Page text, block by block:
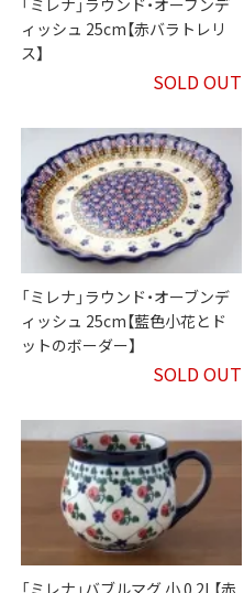
「ミレナ」ラウンド・オーブンデ
ィッシュ 25cm【赤バラトレリ
ス】
SOLD OUT
「ミレナ」ラウンド・オーブンデ
ィッシュ 25cm【藍色小花とド
ットのボーダー】
SOLD OUT